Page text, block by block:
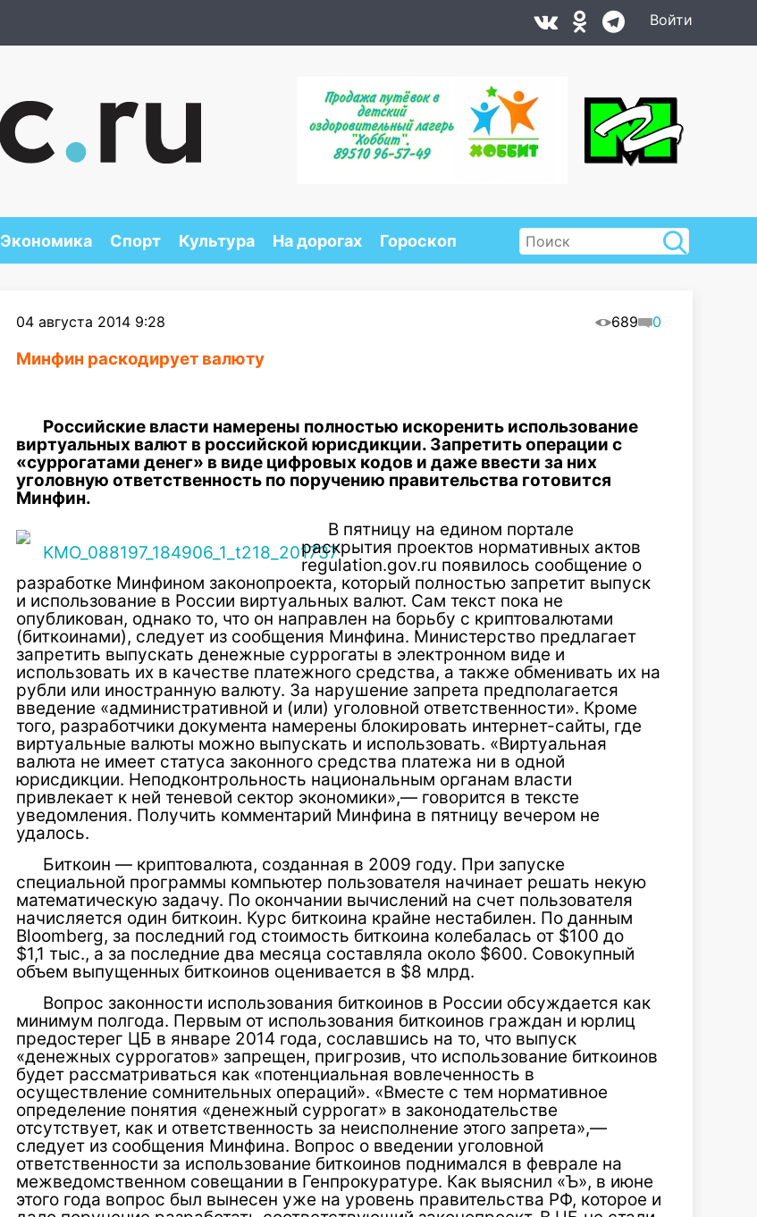
Войти
Экономика Спорт Культура На дорогах Гороскоп
04 августа 2014 9:28 689 0
Минфин раскодирует валюту
Российские власти намерены полностью искоренить использование
виртуальных валют в российской юрисдикции. Запретить операции с
«суррогатами денег» в виде цифровых кодов и даже ввести за них
уголовную ответственность по поручению правительства готовится
Минфин.
В пятницу на едином портале
раскрытия проектов нормативных актов
regulation.gov.ru появилось сообщение о
разработке Минфином законопроекта, который полностью запретит выпуск
и использование в России виртуальных валют. Сам текст пока не
опубликован, однако то, что он направлен на борьбу с криптовалютами
(биткоинами), следует из сообщения Минфина. Министерство предлагает
запретить выпускать денежные суррогаты в электронном виде и
использовать их в качестве платежного средства, а также обменивать их на
рубли или иностранную валюту. За нарушение запрета предполагается
введение «административной и (или) уголовной ответственности». Кроме
того, разработчики документа намерены блокировать интернет-сайты, где
виртуальные валюты можно выпускать и использовать. «Виртуальная
валюта не имеет статуса законного средства платежа ни в одной
юрисдикции. Неподконтрольность национальным органам власти
привлекает к ней теневой сектор экономики»,— говорится в тексте
уведомления. Получить комментарий Минфина в пятницу вечером не
удалось.
Биткоин — криптовалюта, созданная в 2009 году. При запуске
специальной программы компьютер пользователя начинает решать некую
математическую задачу. По окончании вычислений на счет пользователя
начисляется один биткоин. Курс биткоина крайне нестабилен. По данным
Bloomberg, за последний год стоимость биткоина колебалась от $100 до
$1,1 тыс., а за последние два месяца составляла около $600. Совокупный
объем выпущенных биткоинов оценивается в $8 млрд.
Вопрос законности использования биткоинов в России обсуждается как
минимум полгода. Первым от использования биткоинов граждан и юрлиц
предостерег ЦБ в январе 2014 года, сославшись на то, что выпуск
«денежных суррогатов» запрещен, пригрозив, что использование биткоинов
будет рассматриваться как «потенциальная вовлеченность в
осуществление сомнительных операций». «Вместе с тем нормативное
определение понятия «денежный суррогат» в законодательстве
отсутствует, как и ответственность за неисполнение этого запрета»,—
следует из сообщения Минфина. Вопрос о введении уголовной
ответственности за использование биткоинов поднимался в феврале на
межведомственном совещании в Генпрокуратуре. Как выяснил «Ъ», в июне
этого года вопрос был вынесен уже на уровень правительства РФ, которое и